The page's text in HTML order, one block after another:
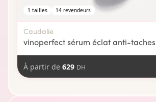
1 tailles 14revendeurs
Caudalie
vinoperfect sérum éclat anti-taches
À partir de 629 DH